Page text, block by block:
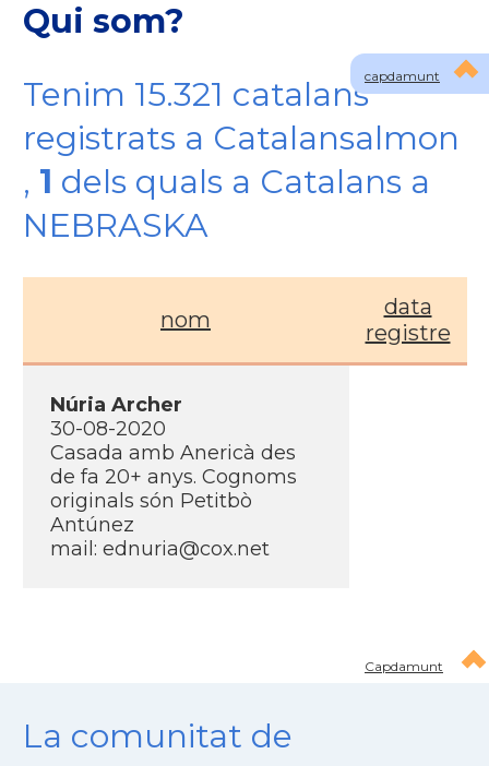
capdamunt
Qui som?
Tenim 15.321 catalans
registrats a Catalansalmon
, 1 dels quals a Catalans a
NEBRASKA
nom
data
registre
Núria Archer
30-08-2020
Casada amb Anericà des
de fa 20+ anys. Cognoms
originals són Petitbò
Antúnez
mail: ednuria@cox.net
Capdamunt
La comunitat de